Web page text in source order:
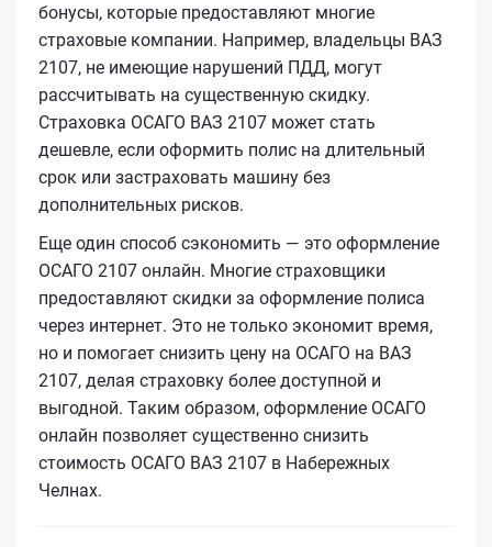
бонусы, которые предоставляют многие
страховые компании. Например, владельцы ВАЗ
2107, не имеющие нарушений ПДД, могут
рассчитывать на существенную скидку.
Страховка ОСАГО ВАЗ 2107 может стать
дешевле, если оформить полис на длительный
срок или застраховать машину без
дополнительных рисков.
Еще один способ сэкономить — это оформление
ОСАГО 2107 онлайн. Многие страховщики
предоставляют скидки за оформление полиса
через интернет. Это не только экономит время,
но и помогает снизить цену на ОСАГО на ВАЗ
2107, делая страховку более доступной и
выгодной. Таким образом, оформление ОСАГО
онлайн позволяет существенно снизить
стоимость ОСАГО ВАЗ 2107 в Набережных
Челнах.